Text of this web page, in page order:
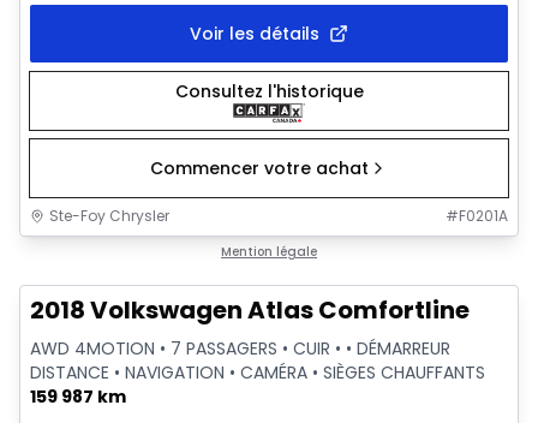
Voir les détails
Consultez l'historique
Commencer votre achat
Ste-Foy Chrysler #F0201A
Mention légale
2018 Volkswagen Atlas Comfortline
AWD 4MOTION • 7 PASSAGERS • CUIR • • DÉMARREUR
DISTANCE • NAVIGATION • CAMÉRA • SIÈGES CHAUFFANTS
159 987 km